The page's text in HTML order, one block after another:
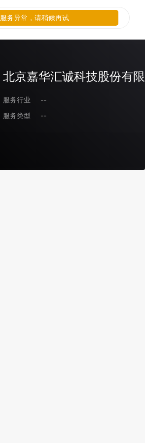
北京嘉华汇诚科技股份有
服务行业
--
服务类型
--
服务异常，请稍候再试